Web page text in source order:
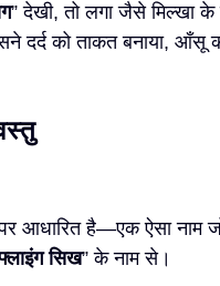
” देखी, तो लगा जैसे मिल्खा के
दर्द को ताकत बनाया, आँसू
आधारित है—एक ऐसा नाम
सिख” के नाम से।